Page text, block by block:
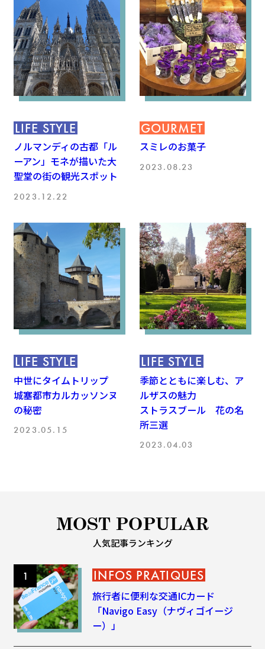
LIFE STYLE
ノルマンディの古都「ル
ーアン」モネが描いた大
聖堂の街の観光スポット
2023.12.22
GOURMET
スミレのお菓子
2023.08.23
LIFE STYLE
中世にタイムトリップ
城塞都市カルカッソンヌ
の秘密
2023.05.15
LIFE STYLE
季節とともに楽しむ、ア
ルザスの魅力
ストラスブール 花の名
所三選
2023.04.03
MOST POPULAR
人気記事ランキング
INFOS PRATIQUES
旅行者に便利な交通ICカード
「Navigo Easy（ナヴィゴイージ
ー）」